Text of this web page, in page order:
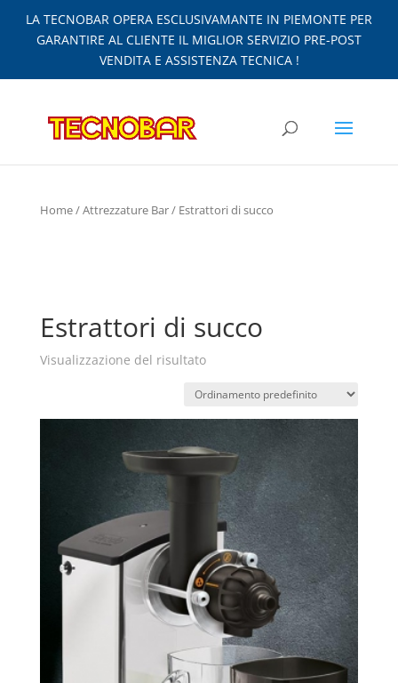
LA TECNOBAR OPERA ESCLUSIVAMANTE IN PIEMONTE PER
GARANTIRE AL CLIENTE IL MIGLIOR SERVIZIO PRE-POST
VENDITA E ASSISTENZA TECNICA !
Home/Attrezzature Bar/ Estrattori di succo
Estrattori di succo
Visualizzazione del risultato